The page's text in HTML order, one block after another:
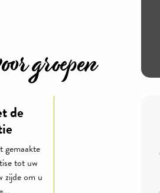
groepen
de
gemaakte
tot uw
zijde om u